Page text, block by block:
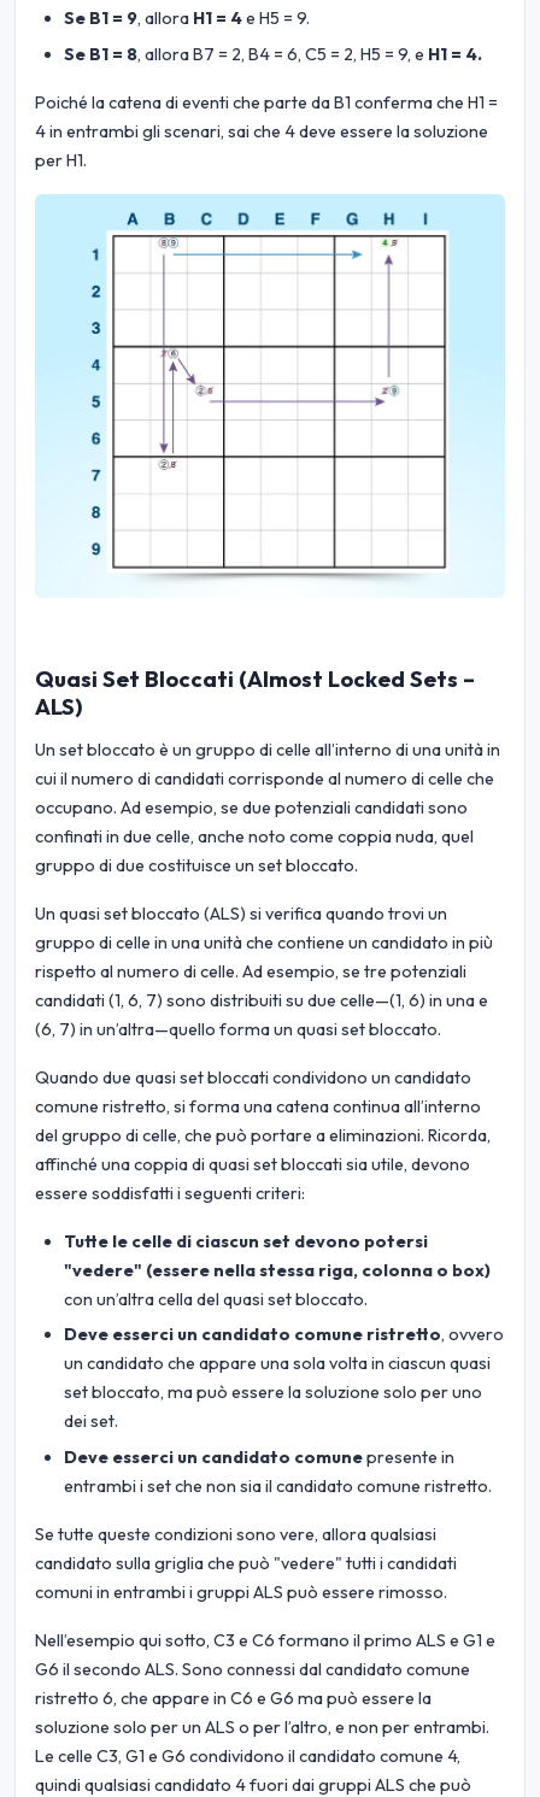
Se B1 = 9, allora H1 = 4e H5 = 9.
Se B1 = 8, allora B7 = 2, B4 = 6, C5 = 2, H5 = 9, e H1 = 4.
Poiché la catena di eventi che parte da B1 conferma che H1 =
4 in entrambi gli scenari, sai che 4 deve essere la soluzione
per H1.
Quasi Set Bloccati (Almost Locked Sets –
ALS)
Un set bloccato è un gruppo di celle all’interno di una unità in
cui il numero di candidati corrisponde al numero di celle che
occupano. Ad esempio, se due potenziali candidati sono
confinati in due celle, anche noto come coppia nuda, quel
gruppo di due costituisce un set bloccato.
Un quasi set bloccato (ALS) si verifica quando trovi un
gruppo di celle in una unità che contiene un candidato in più
rispetto al numero di celle. Ad esempio, se tre potenziali
candidati (1, 6, 7) sono distribuiti su due celle—(1, 6) in una e
(6, 7) in un’altra—quello forma un quasi set bloccato.
Quando due quasi set bloccati condividono un candidato
comune ristretto, si forma una catena continua all’interno
del gruppo di celle, che può portare a eliminazioni. Ricorda,
affinché una coppia di quasi set bloccati sia utile, devono
essere soddisfatti i seguenti criteri:
Tutte le celle di ciascun set devono potersi
"vedere" (essere nella stessa riga, colonna o box)
con un’altra cella del quasi set bloccato.
Deve esserci un candidato comune ristretto, ovvero
un candidato che appare una sola volta in ciascun quasi
set bloccato, ma può essere la soluzione solo per uno
dei set.
Deve esserci un candidato comunepresente in
entrambi i set che non sia il candidato comune ristretto.
Se tutte queste condizioni sono vere, allora qualsiasi
candidato sulla griglia che può "vedere" tutti i candidati
comuni in entrambi i gruppi ALS può essere rimosso.
Nell’esempio qui sotto, C3 e C6 formano il primo ALS e G1 e
G6 il secondo ALS. Sono connessi dal candidato comune
ristretto 6, che appare in C6 e G6 ma può essere la
soluzione solo per un ALS o per l’altro, e non per entrambi.
Le celle C3, G1 e G6 condividono il candidato comune 4,
quindi qualsiasi candidato 4 fuori dai gruppi ALS che può